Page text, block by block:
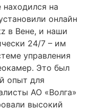
на
онлайн
в Вене, и наши
24/7 – им
управления
Это был
опыт для
АО «Волга»
высокий